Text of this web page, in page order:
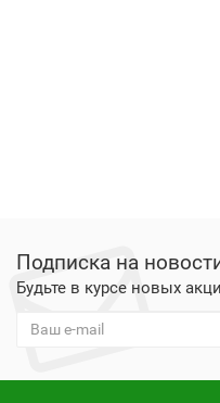
Подписка на
Будьте в курсе новых